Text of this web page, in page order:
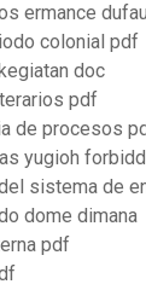
ermance
colonial pdf
doc
pdf
de procesos
yugioh
sistema de
dome dimana
pdf